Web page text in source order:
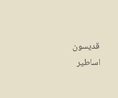
قديسون
اساطير